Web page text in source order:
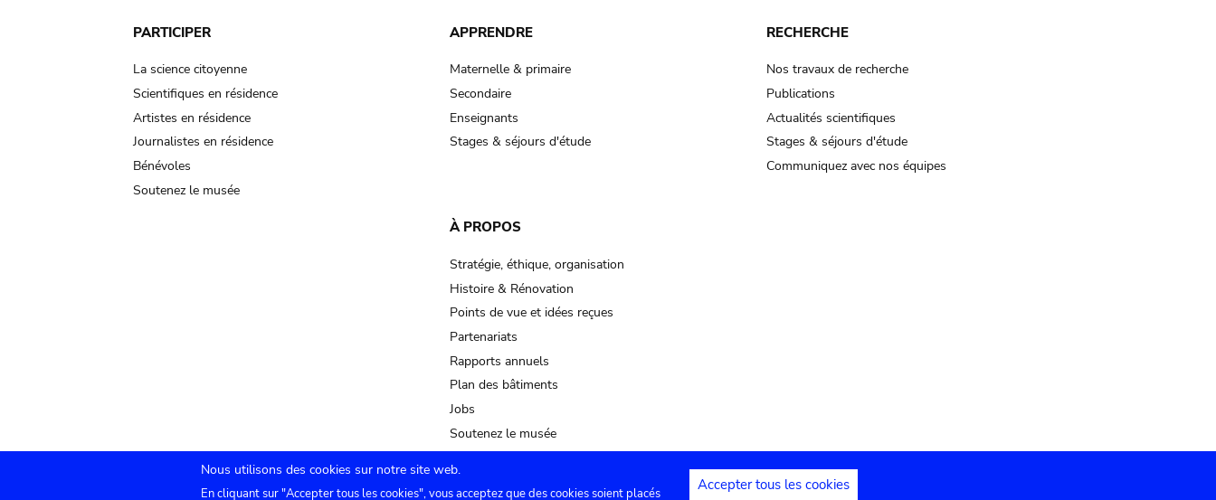
PARTICIPER
La science citoyenne
Scientifiques en résidence
Artistes en résidence
Journalistes en résidence
Bénévoles
Soutenez le musée
APPRENDRE
Maternelle & primaire
Secondaire
Enseignants
Stages & séjours d'étude
RECHERCHE
Nos travaux de recherche
Publications
Actualités scientifiques
Stages & séjours d'étude
Communiquez avec nos équipes
À PROPOS
Stratégie, éthique, organisation
Histoire & Rénovation
Points de vue et idées reçues
Partenariats
Rapports annuels
Plan des bâtiments
Jobs
Soutenez le musée
Nous utilisons des cookies sur notre site web.
En cliquant sur "Accepter tous les cookies", vous acceptez que des cookies soient placés Accepter tous les cookies